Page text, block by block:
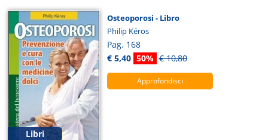
Libri
Osteoporosi - Libro
Philip Kéros
Pag. 168
€ 5,40 50% € 10,80
Approfondisci